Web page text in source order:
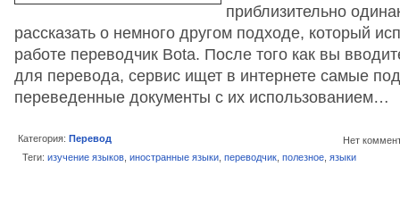
приблизительно
рассказать о немного другом подходе, который
работе переводчик Bota. После того как вы
для перевода, сервис ищет в интернете самые
переведенные документы с их использованием…
Категория: Перевод
Нет
Теги: изучение языков иностранные языки переводчик полезное языки